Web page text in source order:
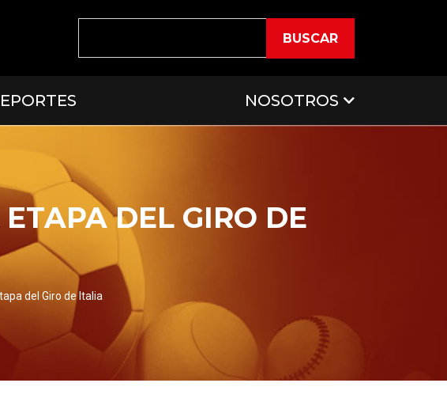
BUSCAR
NOSOTROS
DEL GIRO DE
del Giro de Italia